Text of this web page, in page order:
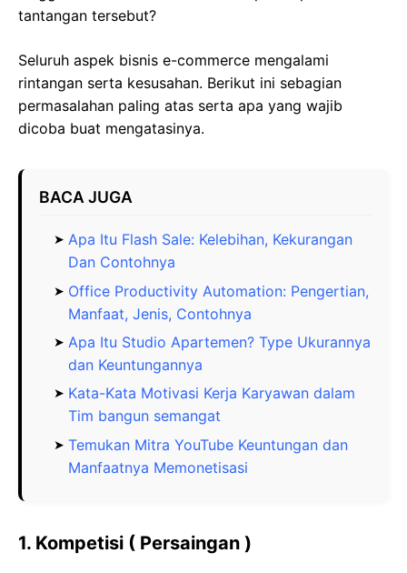
tantangan tersebut?
Seluruh aspek bisnis e-commerce mengalami
rintangan serta kesusahan. Berikut ini sebagian
permasalahan paling atas serta apa yang wajib
dicoba buat mengatasinya.
BACA JUGA
Apa Itu Flash Sale: Kelebihan, Kekurangan
Dan Contohnya
Office Productivity Automation: Pengertian,
Manfaat, Jenis, Contohnya
Apa Itu Studio Apartemen? Type Ukurannya
dan Keuntungannya
Kata-Kata Motivasi Kerja Karyawan dalam
Tim bangun semangat
Temukan Mitra YouTube Keuntungan dan
Manfaatnya Memonetisasi
1. Kompetisi ( Persaingan )